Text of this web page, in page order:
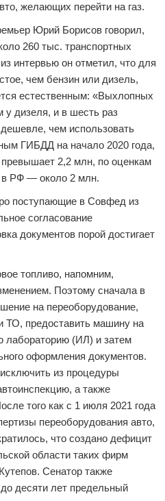
желающих перейти на газ.
Юрий Борисов говорил,
260 тыс. транспортных
интервью он отметил, что для
чем бензин или дизель,
естественным: «Выхлопных
у дизеля, и в шесть раз
чем использовать
ГИБДД на начало 2020 года,
превышает 2,2 млн, по оценкам
в РФ — около 2 млн.
поступающие в Совфед из
согласование
документов порой достигает
топливо, напомним,
Поэтому сначала в
на переоборудование,
ТО, предоставить машину на
лабораторию (ИЛ) и затем
оформления документов.
из процедуры
а также
того как с 1 июля 2021 года
переоборудования авто,
что создано дефицит
области таких фирм
Сенатор также
десяти лет предельный